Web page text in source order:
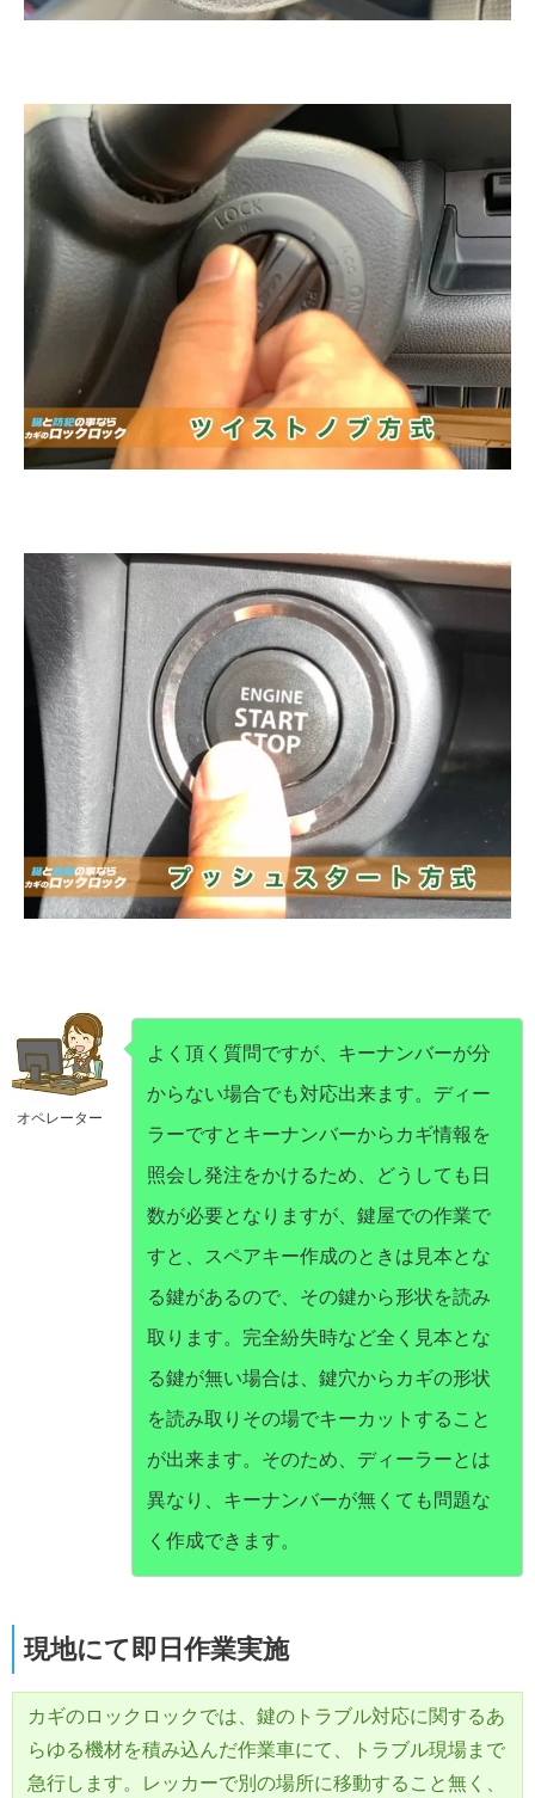
オペレーター
よく頂く質問ですが、キーナンバーが分
からない場合でも対応出来ます。ディー
ラーですとキーナンバーからカギ情報を
照会し発注をかけるため、どうしても日
数が必要となりますが、鍵屋での作業で
すと、スペアキー作成のときは見本とな
る鍵があるので、その鍵から形状を読み
取ります。完全紛失時など全く見本とな
る鍵が無い場合は、鍵穴からカギの形状
を読み取りその場でキーカットすること
が出来ます。そのため、ディーラーとは
異なり、キーナンバーが無くても問題な
く作成できます。
現地にて即日作業実施
カギのロックロックでは、鍵のトラブル対応に関するあ
らゆる機材を積み込んだ作業車にて、トラブル現場まで
急行します。レッカーで別の場所に移動すること無く、